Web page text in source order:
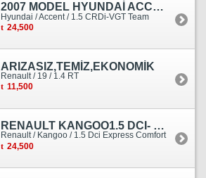
2007 MODEL HYUNDAİ ACCENT ERA MOTOR YENİ YAPILDI
Hyundai / Accent / 1.5 CRDi-VGT Team
24,500
ARIZASIZ,TEMİZ,EKONOMİK
Renault / 19 / 1.4 RT
11,500
RENAULT KANGOO1.5 DCI- 138 KM
Renault / Kangoo / 1.5 Dci Express Comfort
24,500